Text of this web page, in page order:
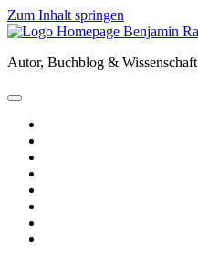
Zum Inhalt springen
Benjamin
Autor, Buchblog & Wissenschaft
open
menu